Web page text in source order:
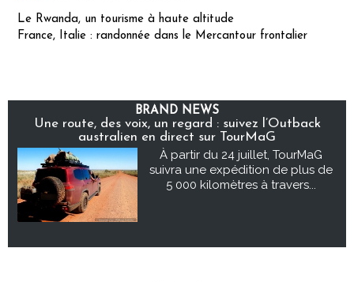
Le Rwanda, un tourisme à haute altitude
France, Italie : randonnée dans le Mercantour frontalier
BRAND NEWS
Une route, des voix, un regard : suivez l’Outback
australien en direct sur TourMaG
À partir du 24 juillet, TourMaG
suivra une expédition de plus de
5 000 kilomètres à travers...